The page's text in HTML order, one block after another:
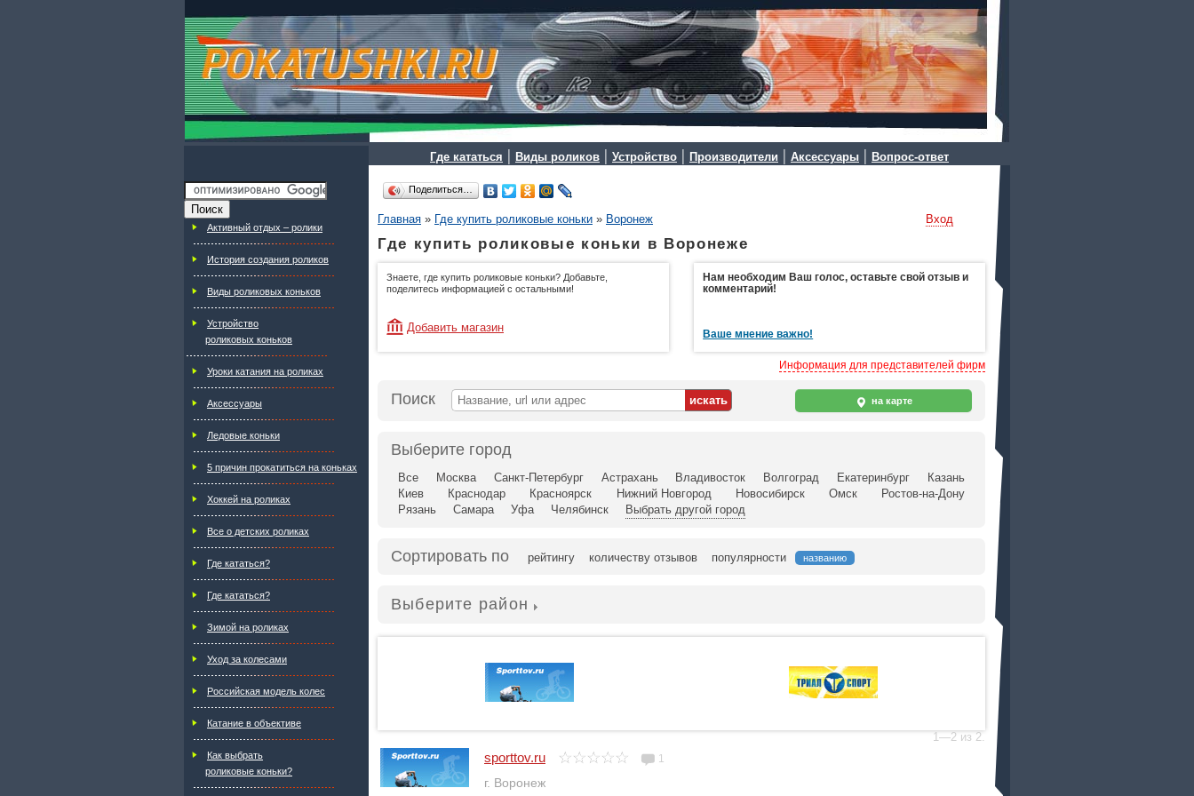
Где кататься | Виды роликов | Устройство | Производители | Аксессуары | Вопрос-ответ
Активный отдых – ролики
История создания роликов
Виды роликовых коньков
Устройство
роликовых коньков
Уроки катания на роликах
Аксессуары
Ледовые коньки
5 причин прокатиться на коньках
Хоккей на роликах
Все о детских роликах
Где кататься?
Где кататься?
Зимой на роликах
Уход за колесами
Российская модель колес
Катание в объективе
Как выбрать
роликовые коньки?
Поделиться…
Главная » Где купить роликовые коньки » Воронеж Вход
Где купить роликовые коньки в Воронеже
Знаете, где купить роликовые коньки? Добавьте,
поделитесь информацией с остальными!
Добавить магазин
Нам необходим Ваш голос, оставьте свой отзыв и
комментарий!
Ваше мнение важно!
Информация для представителей фирм
Поиск на карте
Выберите город
Все Москва Санкт-Петербург Астрахань Владивосток Волгоград Екатеринбург
Казань
Киев
Краснодар Красноярск Нижний Новгород Новосибирск Омск
Ростов-на-Дону
Рязань
Самара Уфа Челябинск Выбрать другой город
Сортировать по рейтингу количеству отзывов популярности названию
Выберите район
1—2 из 2.
sporttov.ru 1
г. Воронеж